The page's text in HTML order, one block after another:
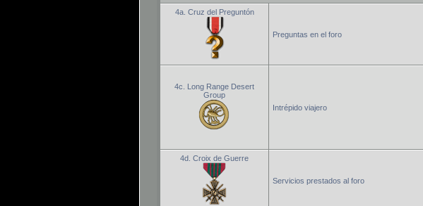
4a. Cruz del Preguntón
Preguntas en el foro
4c. Long Range Desert
Group
Intrépido viajero
4d. Croix de Guerre
Servicios prestados al foro